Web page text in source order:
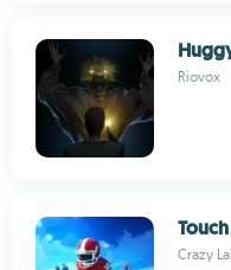
Riovox
Crazy